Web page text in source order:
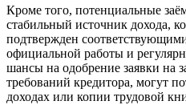
Кроме того, потенциальные
стабильный источник дохода,
подтвержден
официальной работы и
шансы на одобрение заявки на
требований кредитора, могут
доходах или копии трудовой